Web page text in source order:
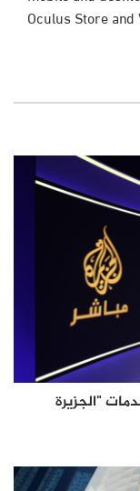
Oculus Store
"الجزيرة